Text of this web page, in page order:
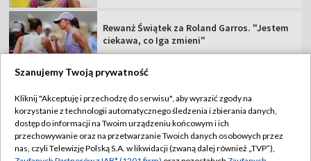
Rewanż Świątek za Roland Garros. "Jestem
ciekawa, co Iga zmieni"
TVP
Abonament TVP
Regulamin TVP
Szanujemy Twoją prywatność
Kliknij "Akceptuję i przechodzę do serwisu", aby wyrazić zgody na
korzystanie z technologii automatycznego śledzenia i zbierania danych,
dostęp do informacji na Twoim urządzeniu końcowym i ich
przechowywanie oraz na przetwarzanie Twoich danych osobowych przez
nas, czyli Telewizję Polską S.A. w likwidacji (zwaną dalej również „TVP”),